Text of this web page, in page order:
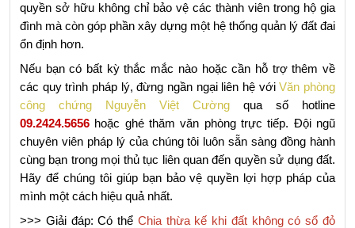
quyền sở hữu không chỉ bảo vệ các thành viên trong hộ gia
đình mà còn góp phần xây dựng một hệ thống quản lý đất đai
ổn định hơn.
Nếu bạn có bất kỳ thắc mắc nào hoặc cần hỗ trợ thêm về
các quy trình pháp lý, đừng ngần ngại liên hệ với Văn phòng
công chứng Nguyễn Việt Cường
09.2424.5656 hoặc ghé thăm văn phòng trực tiếp. Đội ngũ
chuyên viên pháp lý của chúng tôi luôn sẵn sàng đồng hành
cùng bạn trong mọi thủ tục liên quan đến quyền sử dụng đất.
Hãy để chúng tôi giúp bạn bảo vệ quyền lợi hợp pháp của
mình một cách hiệu quả nhất.
>>> Giải đáp: Có thể Chia thừa kế khi đất không có sổ đỏ